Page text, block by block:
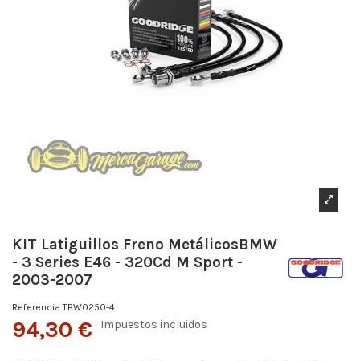
KIT Latiguillos Freno MetálicosBMW
- 3 Series E46 - 320Cd M Sport -
2003-2007
Referencia TBW0250-4
94,30 € Impuestos incluidos